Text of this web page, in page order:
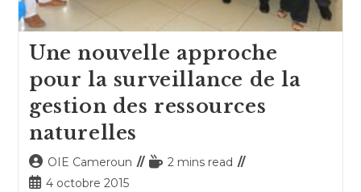
Une nouvelle approche
pour la surveillance de la
gestion des ressources
naturelles
Auteur/autrice
de
OIE Cameroun
Temps2 mins read
Publication
4 octobre 2015